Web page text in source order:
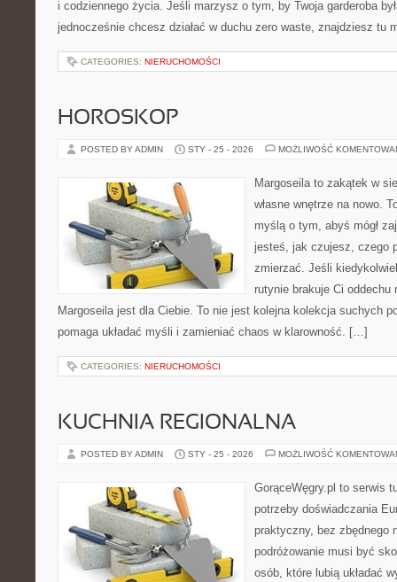
i codziennego życia. Jeśli marzysz o tym, by Twoja garderoba
jednocześnie chcesz działać w duchu zero waste, znajdziesz tu
CATEGORIES: NIERUCHOMOŚCI
HOROSKOP
POSTED BY ADMIN STY - 25 - 2026 MOŻLIWOŚĆ
Margoseila to zakątek w
własne wnętrze na nowo.
myślą o tym, abyś mógł
jesteś, jak czujesz, czego
zmierzać. Jeśli
rutynie brakuje Ci oddechu
Margoseila jest dla Ciebie. To nie jest kolejna kolekcja suchych
pomaga układać myśli i zamieniać chaos w klarowność. […]
CATEGORIES: NIERUCHOMOŚCI
KUCHNIA REGIONALNA
POSTED BY ADMIN STY - 25 - 2026 MOŻLIWOŚĆ
GorąceWęgry.pl to serwis
potrzeby doświadczania
praktyczny, bez zbędnego
podróżowanie musi być
osób, które lubią układać